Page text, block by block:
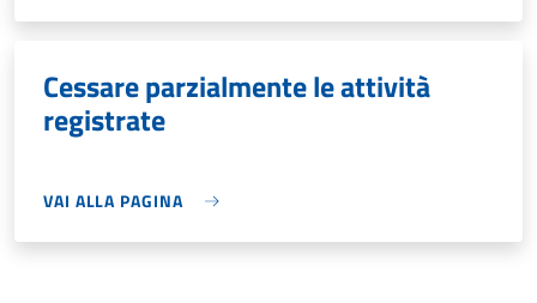
Cessare parzialmente le attività
registrate
VAI ALLA PAGINA